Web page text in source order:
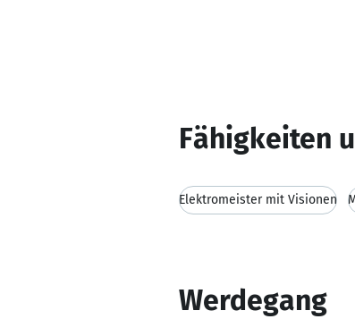
Fähigkeiten
Elektromeister mit Visionen
Werdegang